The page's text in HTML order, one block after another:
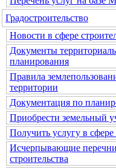
Градостроительство
Новости в сфере
Документы
планирования
Правила
территории
Документация по
Приобрести земельный
Получить услугу в сфере
Исчерпывающие
строительства